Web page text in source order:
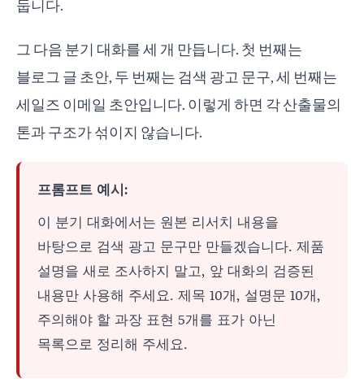
둡니다.
그 다음 분기 대화를 세 개 만듭니다. 첫 번째는
블로그 글 초안, 두 번째는 검색 광고 문구, 세 번째는
세일즈 이메일 초안입니다. 이렇게 하면 각 산출물의
톤과 구조가 섞이지 않습니다.
프롬프트 예시:
이 분기 대화에서는 원본 리서치 내용을
바탕으로 검색 광고 문구만 만들겠습니다. 제품
설명을 새로 조사하지 말고, 앞 대화의 검증된
내용만 사용해 주세요. 제목 10개, 설명문 10개,
주의해야 할 과장 표현 5개를 표가 아닌
목록으로 정리해 주세요.